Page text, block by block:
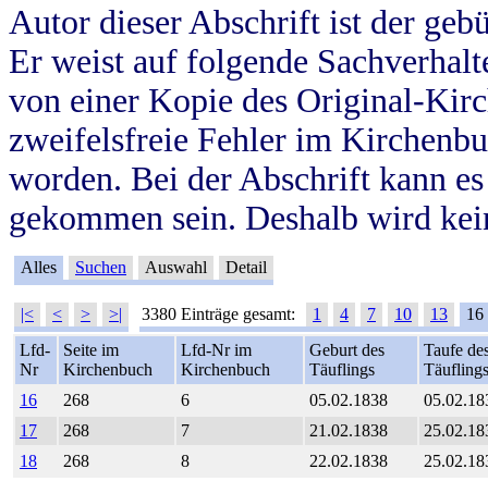
Autor dieser Abschrift ist der
Er weist auf folgende
von einer Kopie des Original-
zweifelsfreie Fehler im
worden. Bei der Abschrift kann
gekommen sein. Deshalb wird
Alles Suchen Auswahl Detail
|< < > >| 3380 Einträge gesamt: 1 4 7 10 13
16
Lfd-
Nr
Seite im
Kirchenbuch
Lfd-Nr im
Kirchenbuch
Geburt des
Täuflings
Taufe
Täuflings
16
268 6 05.02.1838
17
268 7 21.02.1838
18
268 8 22.02.1838